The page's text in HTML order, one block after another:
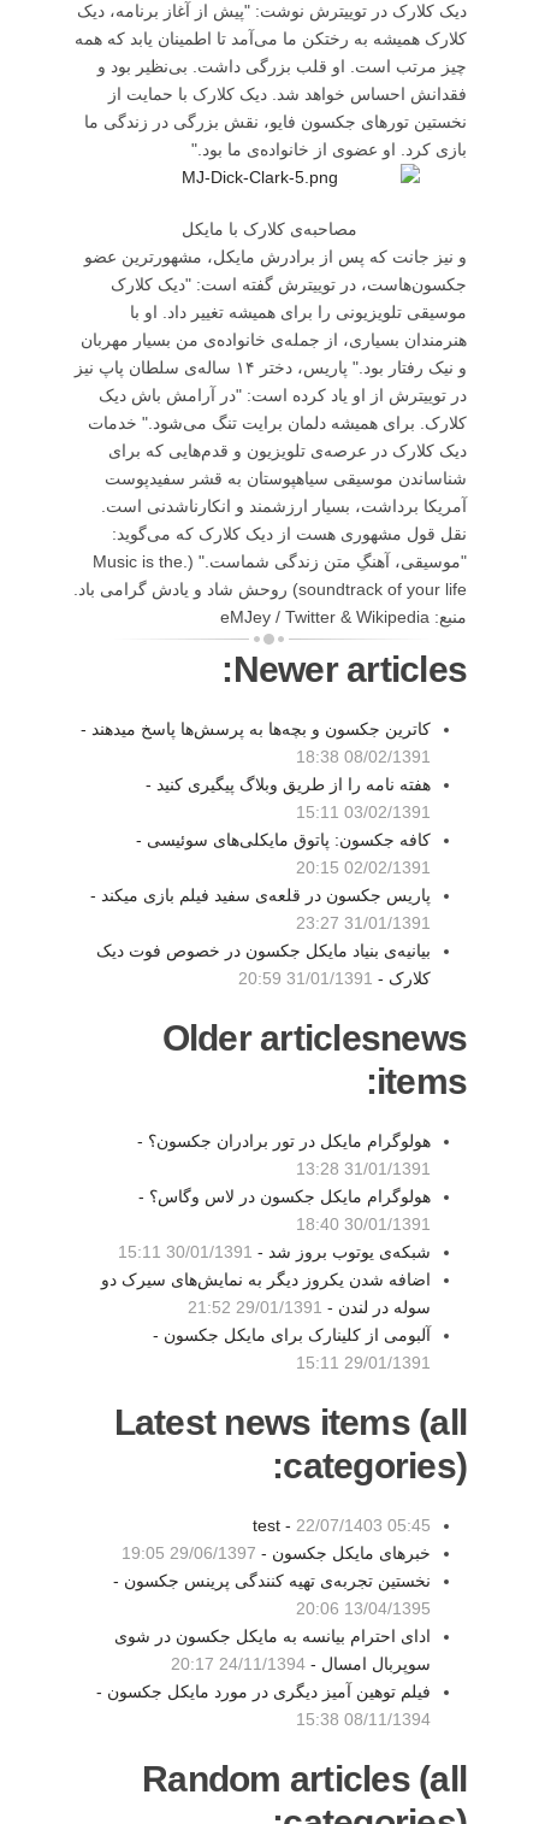
دیک کلارک در توییترش نوشت: "پیش از آغاز برنامه، دیک
کلارک همیشه به رختکن ما می‌آمد تا اطمینان یابد که همه
چیز مرتب است. او قلب بزرگی داشت. بی‌نظیر بود و
فقدانش احساس خواهد شد. دیک کلارک با حمایت از
نخستین تورهای جکسون فایو، نقش بزرگی در زندگی ما
بازی کرد. او عضوی از خانواده‌ی ما بود."
مصاحبه‌ی کلارک با مایکل
و نیز جانت که پس از برادرش مایکل، مشهورترین عضو
جکسون‌هاست، در توییترش گفته است: "دیک کلارک
موسیقی تلویزیونی را برای همیشه تغییر داد. او با
هنرمندان بسیاری، از جمله‌ی خانواده‌ی من بسیار مهربان
و نیک رفتار بود." پاریس، دختر ۱۴ ساله‌ی سلطان پاپ نیز
در توییترش از او یاد کرده است: "در آرامش باش دیک
کلارک. برای همیشه دلمان برایت تنگ می‌شود." خدمات
دیک کلارک در عرصه‌ی تلویزیون و قدم‌هایی که برای
شناساندن موسیقی سیاهپوستان به قشر سفیدپوست
آمریکا برداشت، بسیار ارزشمند و انکارناشدنی است.
نقل قول مشهوری هست از دیک کلارک که می‌گوید:
"موسیقی، آهنگِ متن زندگی شماست." (.Music is the
soundtrack of your life) روحش شاد و یادش گرامی باد.
منبع: eMJey / Twitter & Wikipedia
Newer articles:
کاترین جکسون و بچه‌ها به پرسش‌ها پاسخ میدهند -
08/02/1391 18:38
هفته نامه را از طریق وبلاگ پیگیری کنید -
03/02/1391 15:11
کافه جکسون: پاتوق مایکلی‌های سوئیسی -
02/02/1391 20:15
پاریس جکسون در قلعه‌ی سفید فیلم بازی میکند -
31/01/1391 23:27
بیانیه‌ی بنیاد مایکل جکسون در خصوص فوت دیک
کلارک - 31/01/1391 20:59
Older articlesnews
items:
هولوگرام مایکل در تور برادران جکسون؟ -
31/01/1391 13:28
هولوگرام مایکل جکسون در لاس وگاس؟ -
30/01/1391 18:40
شبکه‌ی یوتوب بروز شد - 30/01/1391 15:11
اضافه شدن یکروز دیگر به نمایش‌های سیرک دو
سوله در لندن - 29/01/1391 21:52
آلبومی از کلینارک برای مایکل جکسون -
29/01/1391 15:11
Latest news items (all
categories):
test - 22/07/1403 05:45
خبرهای مایکل جکسون - 29/06/1397 19:05
نخستین تجربه‌ی تهیه کنندگی پرینس جکسون -
13/04/1395 20:06
ادای احترام بیانسه به مایکل جکسون در شوی
سوپربال امسال - 24/11/1394 20:17
فیلم توهین آمیز دیگری در مورد مایکل جکسون -
08/11/1394 15:38
Random articles (all